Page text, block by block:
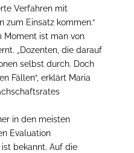
Verfahren mit
zum Einsatz kommen.“
Moment ist man von
„Dozenten, die darauf
selbst durch. Doch
Fällen“, erklärt Maria
in den meisten
Evaluation
bekannt. Auf die